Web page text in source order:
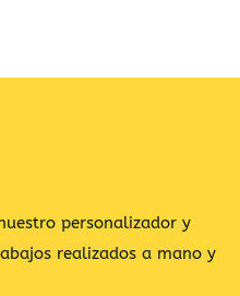
personalizador y
realizados a mano y